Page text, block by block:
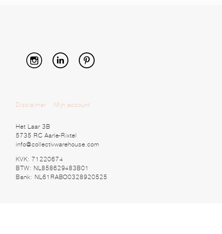
Disclaimer Mijn account
Het Laar 3B
5735 RC Aarle-Rixtel
info@collectivwarehouse.com
KVK: 71220674
BTW: NL858629483B01
Bank: NL61RABO0328920525